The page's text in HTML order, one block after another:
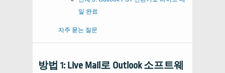
일 완료
자주 묻는 질문
방법 1: Live Mail로 Outlook 소프트웨